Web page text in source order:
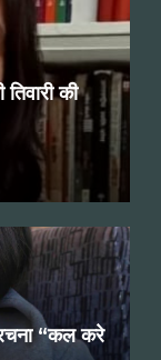
की
“कल करे